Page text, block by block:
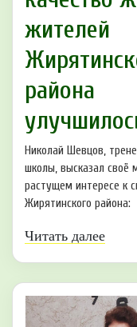
жителей
района
Николай Шевцов,
школы, высказал своё
растущем интересе к
Жирятинского района:
Читать далее